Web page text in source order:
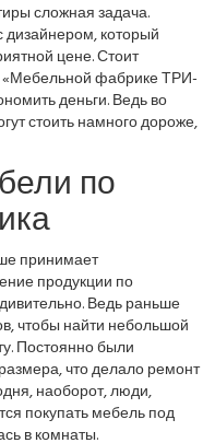
сложная задача.
который
цене. Стоит
«Мебельной фабрике ТРИ-
деньги. Ведь во
стоить намного дороже,
по
принимает
продукции по
Ведь раньше
чтобы найти небольшой
Постоянно были
что делало ремонт
наоборот, люди,
покупать мебель под
в комнаты.